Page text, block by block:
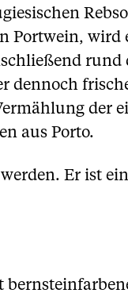
Portwein, wird
rund
dennoch
der
aus Porto.
Er ist